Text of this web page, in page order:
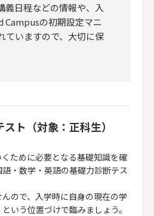
義日程などの情報や、入
Campusの初期設定マニ
ていますので、大切に保
ト（対象：正科生）
ために必要となる基礎知識を確
・数学・英語の基礎力診断テス
ので、入学時に自身の現在の学
いう位置づけで臨みましょう。